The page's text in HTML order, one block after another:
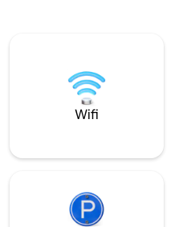
jabalíes…
fútbol, pádel ,
romano…
Wifi